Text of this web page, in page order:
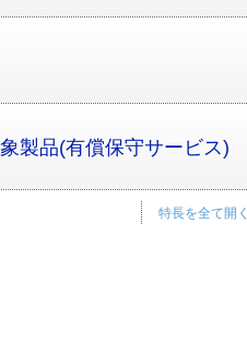
製品(有償保守サービス)
特長を全て開く